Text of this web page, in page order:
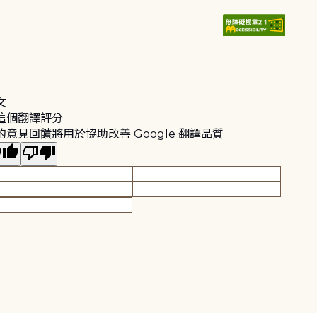
個翻譯評分
意見回饋將用於協助改善 Google 翻譯品質